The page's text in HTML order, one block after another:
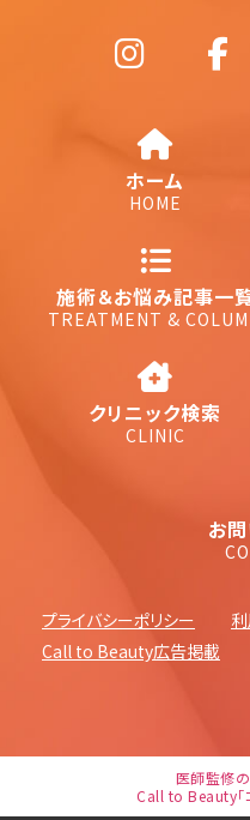
ホーム
HOME
施術＆お悩み記事一
TREATMENT &
クリニック検索
CLINIC
お
プライバシーポリシー
Call to Beauty広告掲載
医師監修
Call to Beauty「コ